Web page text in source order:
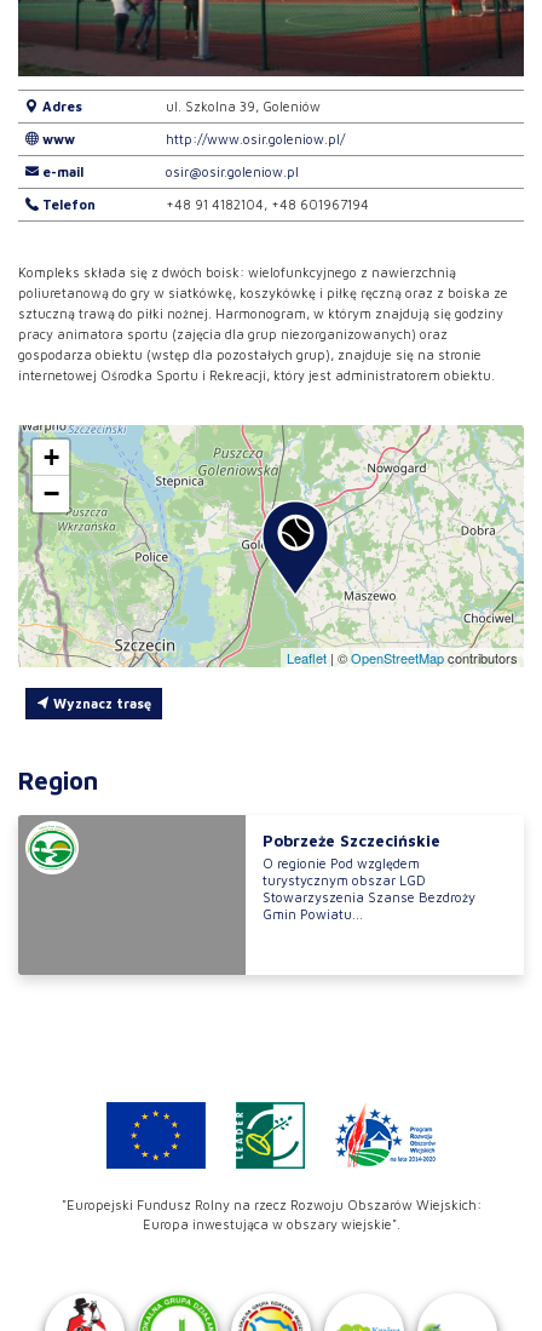
Adres ul. Szkolna 39, Goleniów
www http://www.osir.goleniow.pl/
e-mail osir@osir.goleniow.pl
Telefon +48 91 4182104, +48 601967194
Kompleks składa się z dwóch boisk: wielofunkcyjnego z nawierzchnią
poliuretanową do gry w siatkówkę, koszykówkę i piłkę ręczną oraz z boiska ze
sztuczną trawą do piłki nożnej. Harmonogram, w którym znajdują się godziny
pracy animatora sportu (zajęcia dla grup niezorganizowanych) oraz
gospodarza obiektu (wstęp dla pozostałych grup), znajduje się na stronie
internetowej Ośrodka Sportu i Rekreacji, który jest administratorem obiektu.
+
−
Leaflet | ©OpenStreetMapcontributors
Wyznacz trasę
Region
Pobrzeże Szczecińskie
O regionie Pod względem
turystycznym obszar LGD
Stowarzyszenia Szanse Bezdroży
Gmin Powiatu...
"Europejski Fundusz Rolny na rzecz Rozwoju Obszarów Wiejskich:
Europa inwestująca w obszary wiejskie".